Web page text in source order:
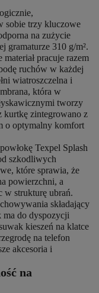
sobie trzy kluczowe
na zużycie
gramaturze 310 g/m².
pracuje razem
ruchów w każdej
wiatroszczelna i
która w
tworzy
kurtkę zintegrowano z
o optymalny komfort
Texpel Splash
szkodliwych
które sprawia, że
powierzchni, a
w strukturę ubrań.
składający
ma do dyspozycji
kieszeń na klatce
na telefon
akcesoria i
na